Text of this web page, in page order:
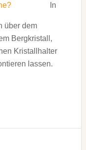
In
über dem
Bergkristall,
Kristallhalter
lassen.